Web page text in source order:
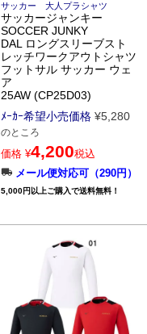
サッカー 大人プラシャツ
サッカージャンキー
SOCCER JUNKY
DAL ロングスリーブスト
レッチワークアウトシャツ
フットサル サッカー ウェ
ア
25AW (CP25D03)
ﾒｰｶｰ希望小売価格 ¥5,280
のところ
価格 ¥4,200税込
メール便対応可（290円）
5,000円以上ご購入で送料無料！